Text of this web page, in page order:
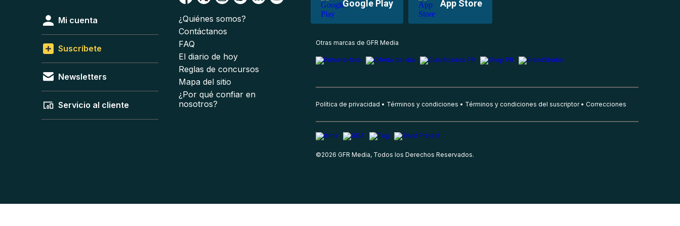
Google Play App Store
Mi cuenta
Suscríbete
Newsletters
Servicio al cliente
¿Quiénes somos?
Contáctanos
FAQ
El diario de hoy
Reglas de concursos
Mapa del sitio
¿Por qué confiar en
nosotros?
Otras marcas de GFR Media
Política de privacidad Términos y condiciones Términos y condiciones del suscriptor Correcciones
©2026 GFR Media, Todos los Derechos Reservados.